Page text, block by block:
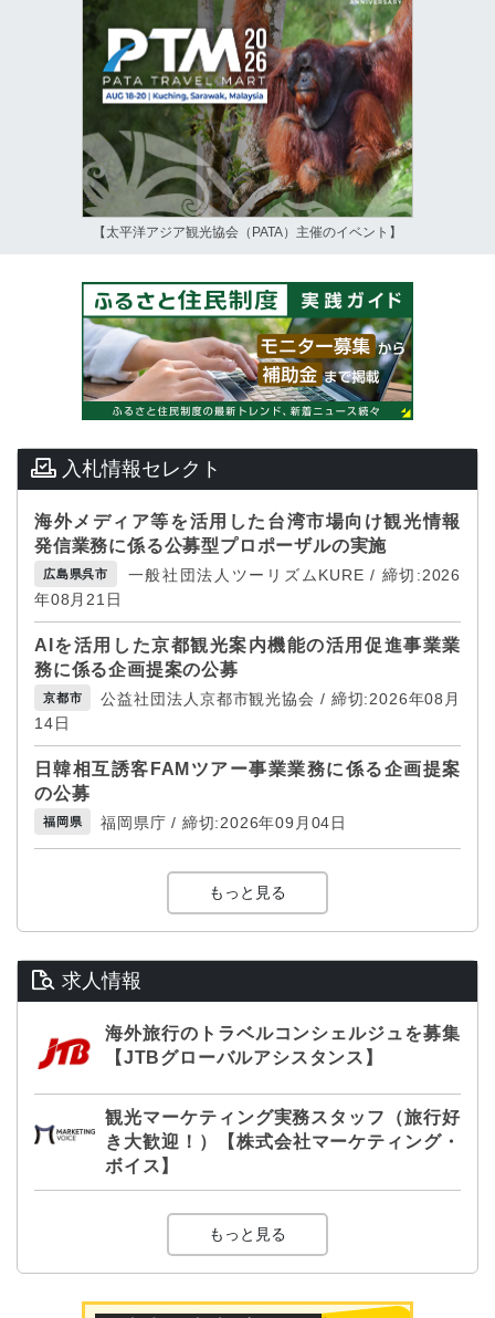
【太平洋アジア観光協会（PATA）主催のイベント】
入札情報セレクト
海外メディア等を活用した台湾市場向け観光情報
発信業務に係る公募型プロポーザルの実施
広島県呉市
一般社団法人ツーリズムKURE / 締切:2026
年08月21日
AIを活用した京都観光案内機能の活用促進事業業
務に係る企画提案の公募
京都市
公益社団法人京都市観光協会 / 締切:2026年08月
14日
日韓相互誘客FAMツアー事業業務に係る企画提案
の公募
福岡県 福岡県庁 / 締切:2026年09月04日
もっと見る
求人情報
海外旅行のトラベルコンシェルジュを募集
【JTBグローバルアシスタンス】
観光マーケティング実務スタッフ（旅行好
き大歓迎！）【株式会社マーケティング・
ボイス】
もっと見る